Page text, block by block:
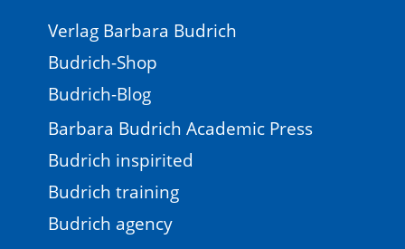
Verlag Barbara Budrich
Budrich-Shop
Budrich-Blog
Barbara Budrich Academic Press
Budrich inspirited
Budrich training
Budrich agency